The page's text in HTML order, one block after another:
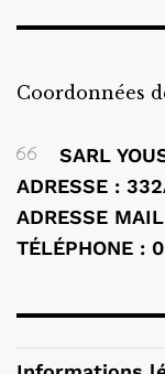
Coordonnées
SARL
ADRESSE :
ADRESSE
TÉLÉPHONE :